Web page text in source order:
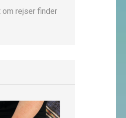
rejser finder